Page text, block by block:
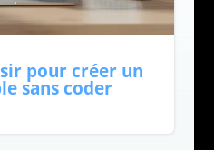
pour créer un
sans coder